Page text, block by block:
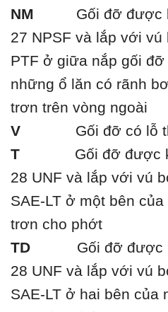
NM Gối đỡ được
27 NPSF và lắp với
PTF ở giữa nắp gối
những ổ lăn có rãnh
trơn trên vòng ngoài
V Gối đỡ có lỗ
T Gối đỡ được
28 UNF và lắp với vú
SAE-LT ở một bên
trơn cho phớt
TD Gối đỡ được
28 UNF và lắp với vú
SAE-LT ở hai bên của